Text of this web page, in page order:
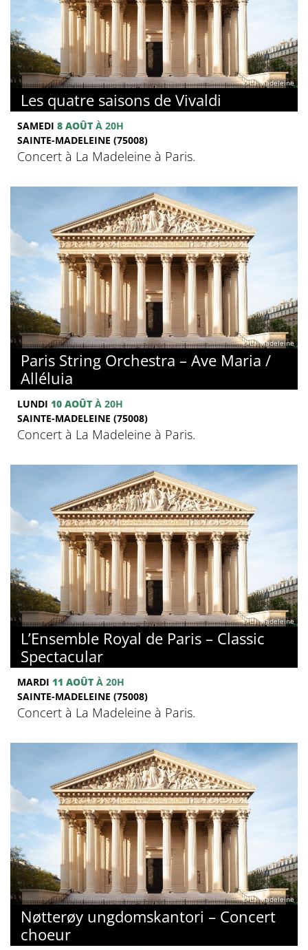
© La Madeleine
Les quatre saisons de Vivaldi
SAMEDI 8 AOÛT À 20H
SAINTE-MADELEINE (75008)
Concert à La Madeleine à Paris.
© La Madeleine
Paris String Orchestra – Ave Maria /
Alléluia
LUNDI 10 AOÛT À 20H
SAINTE-MADELEINE (75008)
Concert à La Madeleine à Paris.
© La Madeleine
L’Ensemble Royal de Paris – Classic
Spectacular
MARDI 11 AOÛT À 20H
SAINTE-MADELEINE (75008)
Concert à La Madeleine à Paris.
© La Madeleine
Nøtterøy ungdomskantori – Concert
choeur